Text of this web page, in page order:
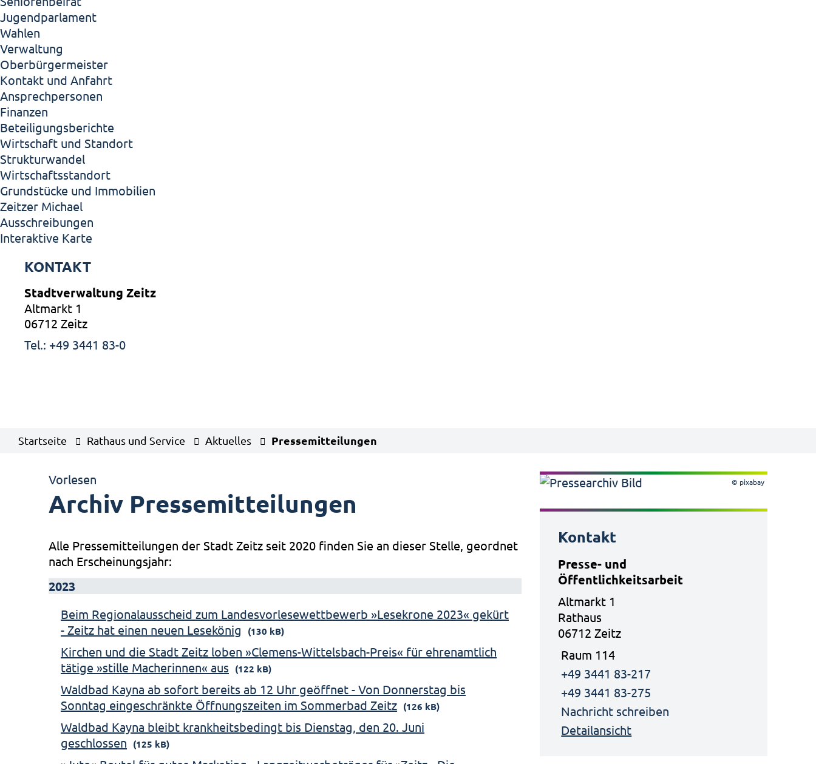
Jugendparlament
Wahlen
Verwaltung
Oberbürgermeister
Kontakt und Anfahrt
Ansprechpersonen
Finanzen
Beteiligungsberichte
Wirtschaft und Standort
Strukturwandel
Wirtschaftsstandort
Grundstücke und Immobilien
Zeitzer Michael
Ausschreibungen
Interaktive Karte
KONTAKT
Stadtverwaltung Zeitz
Altmarkt 1
06712 Zeitz
Tel.: +49 3441 83-0
Startseite Rathaus und Service Aktuelles Pressemitteilungen
Vorlesen
Archiv Pressemitteilungen
Alle Pressemitteilungen der Stadt Zeitz seit 2020 finden Sie an dieser Stelle, geordnet
nach Erscheinungsjahr:
2023
Beim Regionalausscheid zum Landesvorlesewettbewerb »Lesekrone 2023« gekürt
- Zeitz hat einen neuen Lesekönig
(130 kB)
Kirchen und die Stadt Zeitz loben »Clemens-Wittelsbach-Preis« für ehrenamtlich
tätige »stille Macherinnen« aus (122 kB)
Waldbad Kayna ab sofort bereits ab 12 Uhr geöffnet - Von Donnerstag bis
Sonntag eingeschränkte Öffnungszeiten im Sommerbad Zeitz (126 kB)
Waldbad Kayna bleibt krankheitsbedingt bis Dienstag, den 20. Juni
geschlossen (125 kB)
© pixabay
Kontakt
Presse- und
Öffentlichkeitsarbeit
Altmarkt 1
Rathaus
06712 Zeitz
Raum 114
+49 3441 83-217
+49 3441 83-275
Nachricht schreiben
Detailansicht